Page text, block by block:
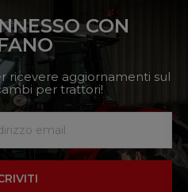
CON
ricevere aggiornamenti sul
per trattori!